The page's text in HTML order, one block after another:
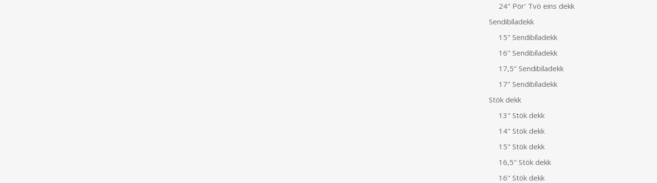
24" Pör’ Tvö eins dekk
Sendibíladekk
15" Sendibíladekk
16" Sendibíladekk
17,5" Sendibíladekk
17" Sendibíladekk
Stök dekk
13" Stök dekk
14" Stök dekk
15" Stök dekk
16,5" Stök dekk
16" Stök dekk